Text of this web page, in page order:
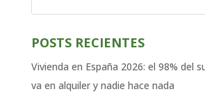
POSTS RECIENTES
Vivienda en España 2026: el 98% del
va en alquiler y nadie hace nada